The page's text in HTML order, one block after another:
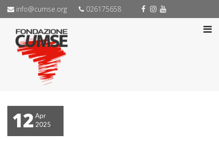
info@cumse.org 026175658
12 Apr
2025